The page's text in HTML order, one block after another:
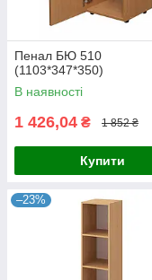
Пенал БЮ 510
(1103*347*350)
В наявності
1 426,04 ₴ 1 852 ₴
Купити
–23%